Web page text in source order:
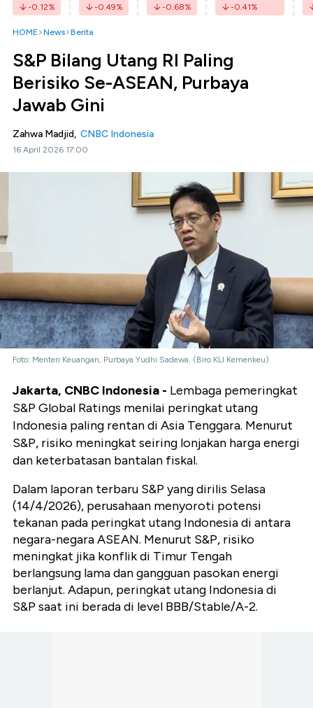
-0.12% -0.49% -0.68% -0.41%
HOME News Berita
S&P Bilang Utang RI Paling
Berisiko Se-ASEAN, Purbaya
Jawab Gini
Zahwa Madjid, CNBC Indonesia
16 April 2026 17:00
Foto: Menteri Keuangan, Purbaya Yudhi Sadewa. (Biro KLI Kemenkeu)
Jakarta, CNBC Indonesia - Lembaga pemeringkat
S&P Global Ratings menilai peringkat utang
Indonesia paling rentan di Asia Tenggara. Menurut
S&P, risiko meningkat seiring lonjakan harga energi
dan keterbatasan bantalan fiskal.
Dalam laporan terbaru S&P yang dirilis Selasa
(14/4/2026), perusahaan menyoroti potensi
tekanan pada peringkat utang Indonesia di antara
negara-negara ASEAN. Menurut S&P, risiko
meningkat jika konflik di Timur Tengah
berlangsung lama dan gangguan pasokan energi
berlanjut. Adapun, peringkat utang Indonesia di
S&P saat ini berada di level BBB/Stable/A-2.